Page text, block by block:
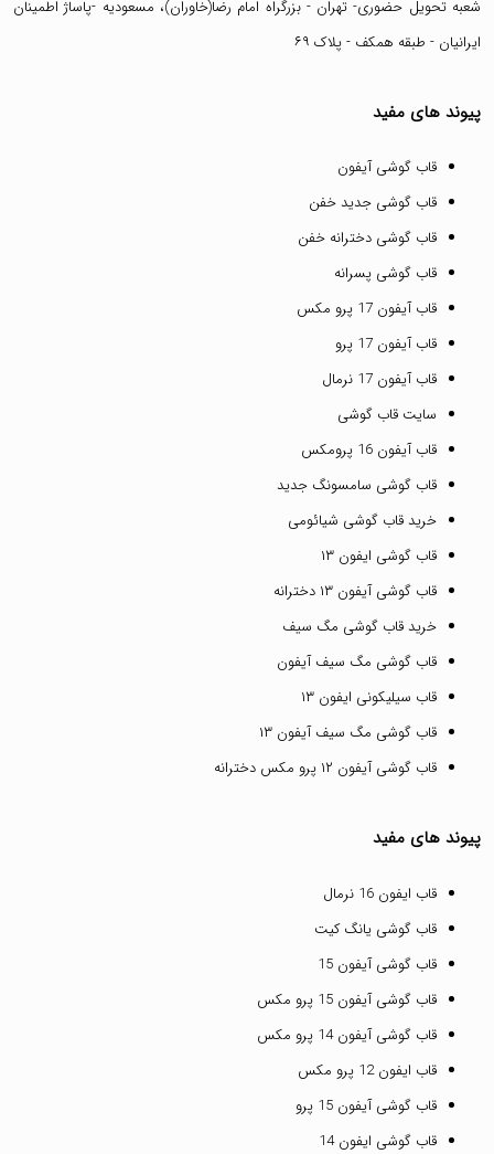
شعبه تحویل حضوری- تهران - بزرگراه امام رضا(خاوران)، مسعودیه -پاساژ اطمینان
ایرانیان - طبقه همکف - پلاک ۶۹
پیوند های مفید
قاب گوشی آیفون
قاب گوشی جدید خفن
قاب گوشی دخترانه خفن
قاب گوشی پسرانه
قاب آیفون 17 پرو مکس
قاب آیفون 17 پرو
قاب آیفون 17 نرمال
سایت قاب گوشی
قاب آیفون 16 پرومکس
قاب گوشی سامسونگ جدید
خرید قاب گوشی شیائومی
قاب گوشی ایفون ۱۳
قاب گوشی آیفون ۱۳ دخترانه
خرید قاب گوشی مگ سیف
قاب گوشی مگ سیف آیفون
قاب سیلیکونی ایفون ۱۳
قاب گوشی مگ سیف آیفون ۱۳
قاب گوشی آیفون ۱۲ پرو مکس دخترانه
پیوند های مفید
قاب ایفون 16 نرمال
قاب گوشی یانگ کیت
قاب گوشی آیفون 15
قاب گوشی آیفون 15 پرو مکس
قاب گوشی آیفون 14 پرو مکس
قاب ایفون 12 پرو مکس
قاب گوشی آیفون 15 پرو
قاب گوشی ایفون 14